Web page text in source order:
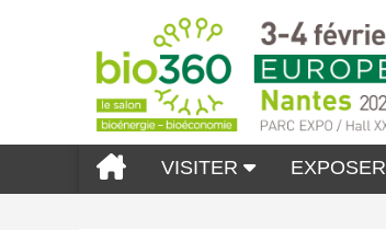
VISITER EXPOSER